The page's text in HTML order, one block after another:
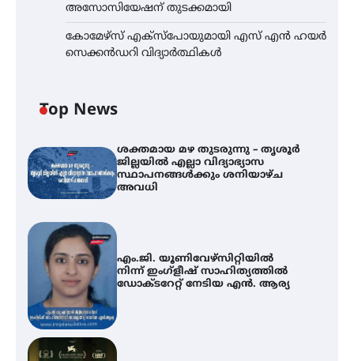
അസോസിയേഷന് തുടക്കമായി
കോമേഴ്സ് എക്സ്പോയുമായി എസ് എൻ ഹയർ
സെക്കൻഡറി വിദ്യാർത്ഥികൾ
Top News
ശക്തമായ മഴ തുടരുന്നു – തൃശൂർ
ജില്ലയിൽ എല്ലാ വിദ്യാഭ്യാസ
സ്ഥാപനങ്ങൾക്കും ശനിയാഴ്ച
അവധി
എം.ജി. യൂണിവേഴ്‌സിറ്റിയിൽ
നിന്ന് ഇംഗ്ളീഷ് സാഹിത്യത്തിൽ
ഡോക്ടറേറ്റ് നേടിയ എൻ. ആര്യ